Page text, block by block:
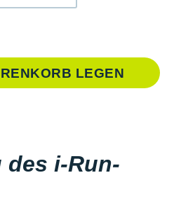
LEGEN
des i-Run-